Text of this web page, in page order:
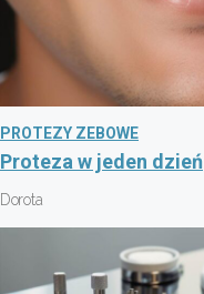
PROTEZY ZEBOWE
Proteza w jeden dzień
Dorota